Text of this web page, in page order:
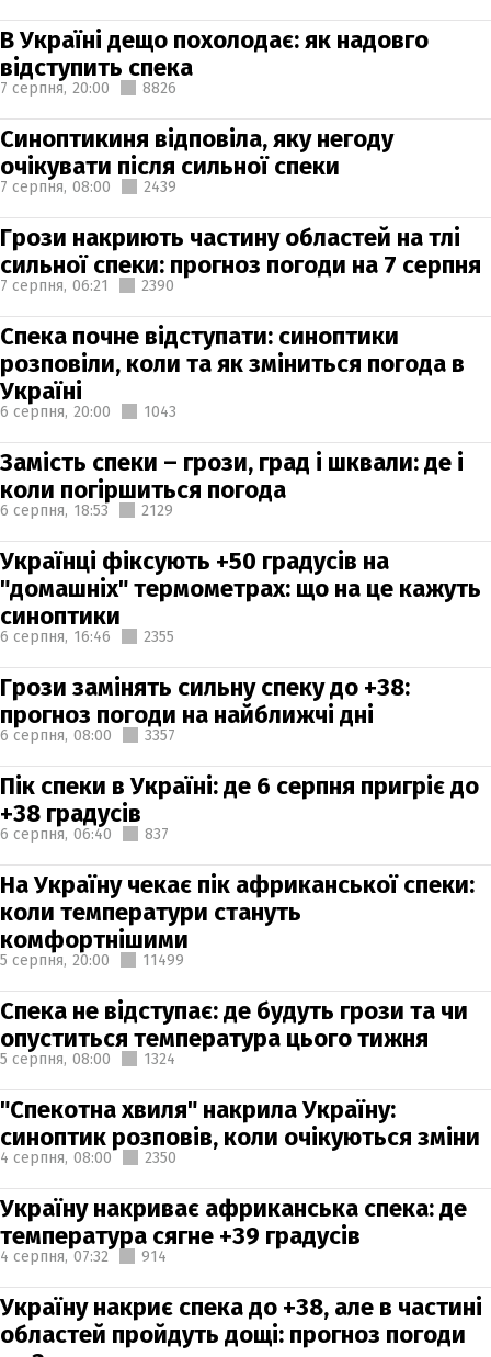
В Україні дещо похолодає: як надовго
відступить спека
7 серпня, 20:00 8826
Синоптикиня відповіла, яку негоду
очікувати після сильної спеки
7 серпня, 08:00 2439
Грози накриють частину областей на тлі
сильної спеки: прогноз погоди на 7 серпня
7 серпня, 06:21 2390
Спека почне відступати: синоптики
розповіли, коли та як зміниться погода в
Україні
6 серпня, 20:00 1043
Замість спеки – грози, град і шквали: де і
коли погіршиться погода
6 серпня, 18:53 2129
Українці фіксують +50 градусів на
"домашніх" термометрах: що на це кажуть
синоптики
6 серпня, 16:46 2355
Грози замінять сильну спеку до +38:
прогноз погоди на найближчі дні
6 серпня, 08:00 3357
Пік спеки в Україні: де 6 серпня пригріє до
+38 градусів
6 серпня, 06:40 837
На Україну чекає пік африканської спеки:
коли температури стануть
комфортнішими
5 серпня, 20:00 11499
Спека не відступає: де будуть грози та чи
опуститься температура цього тижня
5 серпня, 08:00 1324
"Спекотна хвиля" накрила Україну:
синоптик розповів, коли очікуються зміни
4 серпня, 08:00 2350
Україну накриває африканська спека: де
температура сягне +39 градусів
4 серпня, 07:32 914
Україну накриє спека до +38, але в частині
областей пройдуть дощі: прогноз погоди